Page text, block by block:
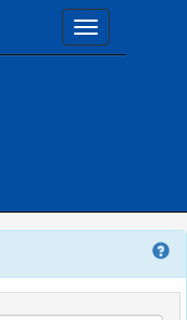
Toggle